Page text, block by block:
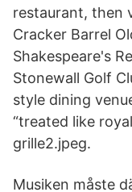
restaurant, then
Cracker Barrel
Shakespeare's
Stonewall Golf
style dining
“treated like
grille2.jpeg.
Musiken måste